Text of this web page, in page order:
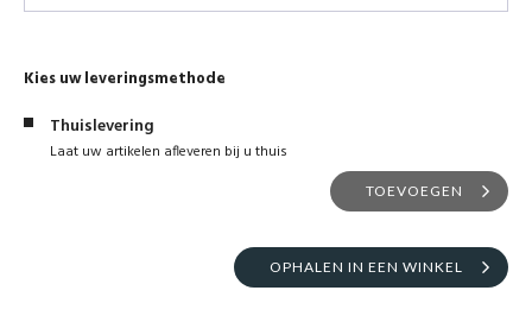
Kies uw leveringsmethode
Thuislevering
Laat uw artikelen afleveren bij u thuis
TOEVOEGEN
OPHALEN IN EEN WINKEL